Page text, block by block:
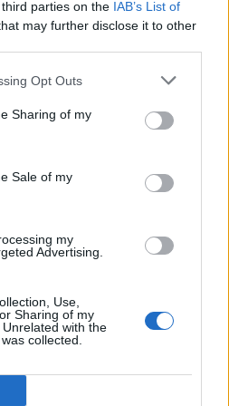
parties on the IAB’s List of
may further disclose it to other
Opt Outs
Sharing of my
Sale of my
my
Advertising.
Use,
Sharing of my
with the
collected.
|MONDO3 SU INSTAGRAM